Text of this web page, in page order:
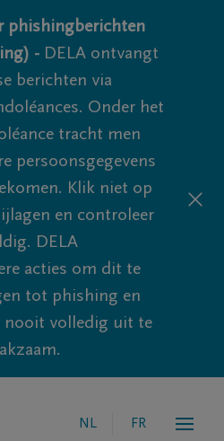
phishingberichten
- DELA ontvangt
berichten via
Onder het
tracht men
persoonsgegevens
Klik niet op
en controleer
DELA
acties om dit te
tot phishing en
nooit volledig uit te
NL FR